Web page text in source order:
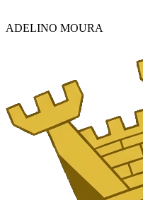
ADELINO MOURA